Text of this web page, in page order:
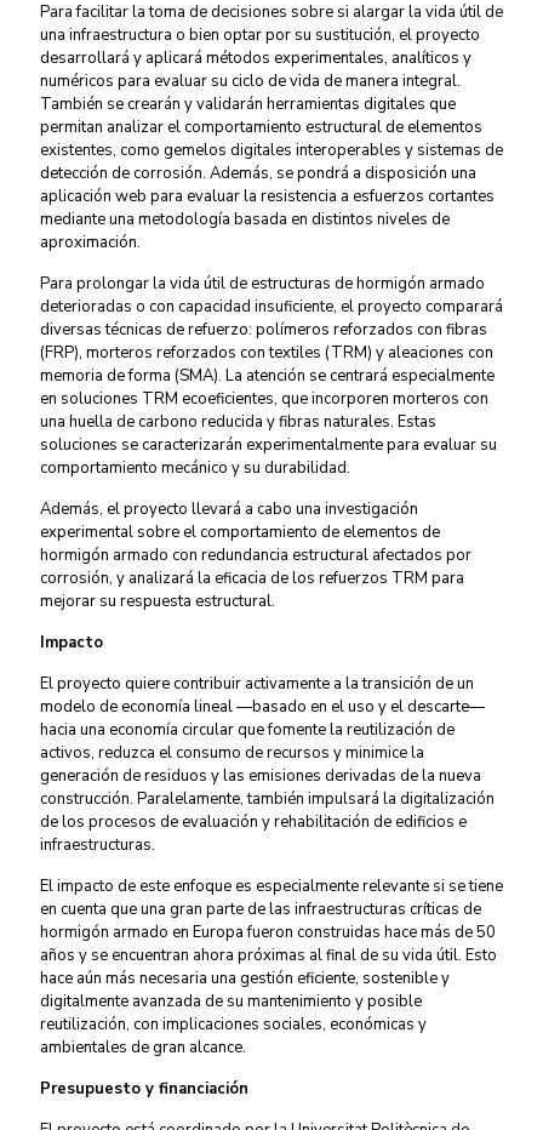
Para facilitar la toma de decisiones sobre si alargar la vida útil de
una infraestructura o bien optar por su sustitución, el proyecto
desarrollará y aplicará métodos experimentales, analíticos y
numéricos para evaluar su ciclo de vida de manera integral.
También se crearán y validarán herramientas digitales que
permitan analizar el comportamiento estructural de elementos
existentes, como gemelos digitales interoperables y sistemas de
detección de corrosión. Además, se pondrá a disposición una
aplicación web para evaluar la resistencia a esfuerzos cortantes
mediante una metodología basada en distintos niveles de
aproximación.
Para prolongar la vida útil de estructuras de hormigón armado
deterioradas o con capacidad insuficiente, el proyecto comparará
diversas técnicas de refuerzo: polímeros reforzados con fibras
(FRP), morteros reforzados con textiles (TRM) y aleaciones con
memoria de forma (SMA). La atención se centrará especialmente
en soluciones TRM ecoeficientes, que incorporen morteros con
una huella de carbono reducida y fibras naturales. Estas
soluciones se caracterizarán experimentalmente para evaluar su
comportamiento mecánico y su durabilidad.
Además, el proyecto llevará a cabo una investigación
experimental sobre el comportamiento de elementos de
hormigón armado con redundancia estructural afectados por
corrosión, y analizará la eficacia de los refuerzos TRM para
mejorar su respuesta estructural.
Impacto
El proyecto quiere contribuir activamente a la transición de un
modelo de economía lineal —basado en el uso y el descarte—
hacia una economía circular que fomente la reutilización de
activos, reduzca el consumo de recursos y minimice la
generación de residuos y las emisiones derivadas de la nueva
construcción. Paralelamente, también impulsará la digitalización
de los procesos de evaluación y rehabilitación de edificios e
infraestructuras.
El impacto de este enfoque es especialmente relevante si se tiene
en cuenta que una gran parte de las infraestructuras críticas de
hormigón armado en Europa fueron construidas hace más de 50
años y se encuentran ahora próximas al final de su vida útil. Esto
hace aún más necesaria una gestión eficiente, sostenible y
digitalmente avanzada de su mantenimiento y posible
reutilización, con implicaciones sociales, económicas y
ambientales de gran alcance.
Presupuesto y financiación